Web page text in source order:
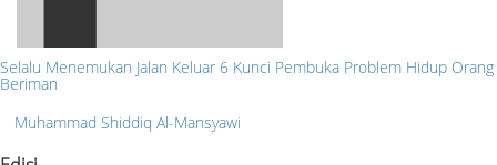
Selalu Menemukan Jalan Keluar 6 Kunci Pembuka Problem Hidup Orang
Beriman
Muhammad Shiddiq Al-Mansyawi